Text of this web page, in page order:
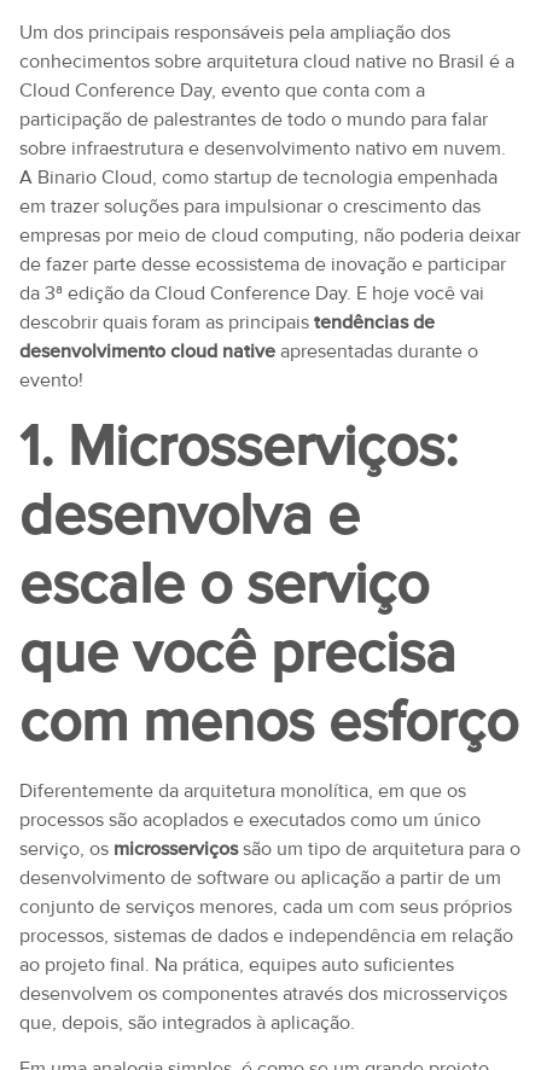
Um dos principais responsáveis pela ampliação dos
conhecimentos sobre arquitetura cloud native no Brasil é a
Cloud Conference Day, evento que conta com a
participação de palestrantes de todo o mundo para falar
sobre infraestrutura e desenvolvimento nativo em nuvem.
A Binario Cloud, como startup de tecnologia empenhada
em trazer soluções para impulsionar o crescimento das
empresas por meio de cloud computing, não poderia deixar
de fazer parte desse ecossistema de inovação e participar
da 3ª edição da Cloud Conference Day. E hoje você vai
descobrir quais foram as principais tendências de
desenvolvimento cloud native apresentadas durante o
evento!
1. Microsserviços:
desenvolva e
escale o serviço
que você precisa
com menos esforço
Diferentemente da arquitetura monolítica, em que os
processos são acoplados e executados como um único
serviço, os microsserviçossão um tipo de arquitetura para o
desenvolvimento de software ou aplicação a partir de um
conjunto de serviços menores, cada um com seus próprios
processos, sistemas de dados e independência em relação
ao projeto final. Na prática, equipes auto suficientes
desenvolvem os componentes através dos microsserviços
que, depois, são integrados à aplicação.